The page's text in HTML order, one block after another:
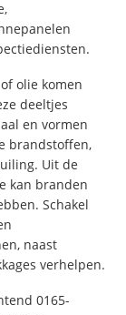
olie komen
deeltjes
en vormen
brandstoffen,
Uit de
kan branden
Schakel
naast
verhelpen.
0165-